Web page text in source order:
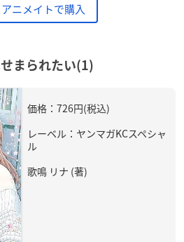
アニメイトで購入
まられたい(1)
価格：726円(税込)
レーベル：ヤンマガKCスペシャ
ル
歌鳴 リナ (著)